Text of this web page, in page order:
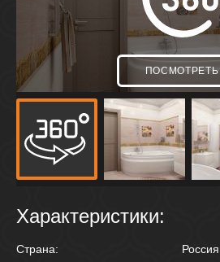
ПОСМОТРЕТЬ
Характеристики:
Страна: Россия